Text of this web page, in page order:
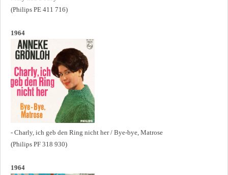
(Philips PE 411 716)
1964
- Charly, ich geb den Ring nicht her / Bye-bye, Matrose
(Philips PF 318 930)
1964